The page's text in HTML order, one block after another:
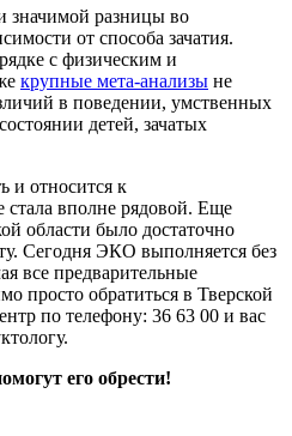
значимой разницы во
от способа зачатия.
с физическим и
крупные мета-анализы не
в поведении, умственных
детей, зачатых
и относится к
вполне рядовой. Еще
области было достаточно
Сегодня ЭКО выполняется без
все предварительные
просто обратиться в Тверской
по телефону: 36 63 00 и вас
его обрести!